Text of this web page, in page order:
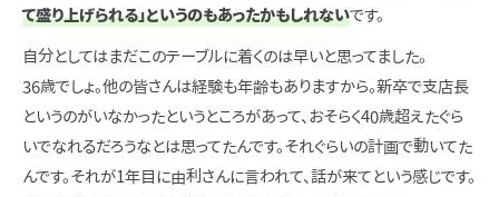
て盛り上げられる」というのもあったかもしれないです。
自分としてはまだこのテーブルに着くのは早いと思ってました。
36歳でしょ。他の皆さんは経験も年齢もありますから。新卒で支店長
というのがいなかったというところがあって、おそらく40歳超えたぐら
いでなれるだろうなとは思ってたんです。それぐらいの計画で動いてた
んです。それが1年目に由利さんに言われて、話が来てという感じです。